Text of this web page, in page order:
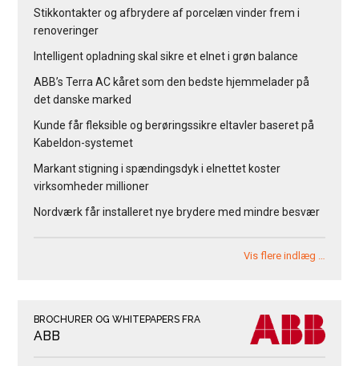
Stikkontakter og afbrydere af porcelæn vinder frem i
renoveringer
Intelligent opladning skal sikre et elnet i grøn balance
ABB’s Terra AC kåret som den bedste hjemmelader på
det danske marked
Kunde får fleksible og berøringssikre eltavler baseret på
Kabeldon-systemet
Markant stigning i spændingsdyk i elnettet koster
virksomheder millioner
Nordværk får installeret nye brydere med mindre besvær
Vis flere indlæg …
BROCHURER OG WHITEPAPERS FRA
ABB